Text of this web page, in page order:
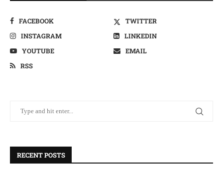
FACEBOOK
TWITTER
INSTAGRAM
LINKEDIN
YOUTUBE
EMAIL
RSS
RECENT POSTS